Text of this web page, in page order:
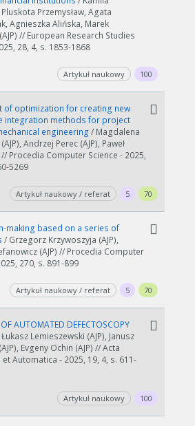
Pluskota Przemysław, Agata
Agnieszka Alińska, Marek
// European Research Studies
28, 4, s. 1853-1868
Artykuł naukowy 100
of optimization for creating new
integration methods for project
engineering / Magdalena
Andrzej Perec (AJP), Paweł
Procedia Computer Science - 2025,
5269
Artykuł naukowy / referat 5 70
making based on a series of
/ Grzegorz Krzywoszyja (AJP),
(AJP) // Procedia Computer
270, s. 891-899
Artykuł naukowy / referat 5 70
AUTOMATED DEFECTOSCOPY
Lemieszewski (AJP), Janusz
Evgeny Ochin (AJP) // Acta
et Automatica - 2025, 19, 4, s. 611-
Artykuł naukowy 100